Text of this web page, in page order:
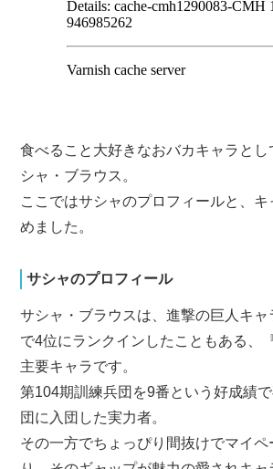
食べること大好きなおバカキャラと
シャ・ブラウス。
ここではサシャのプロフィールと、キ
めました。
サシャのプロフィール
サシャ・ブラウスは、進撃の巨人キ
で4位にランクインしたこともある、
主要キャラです。
第104期訓練兵団を9番という好成績
団に入団した実力者。
その一方でちょっぴり間抜けでマイペ